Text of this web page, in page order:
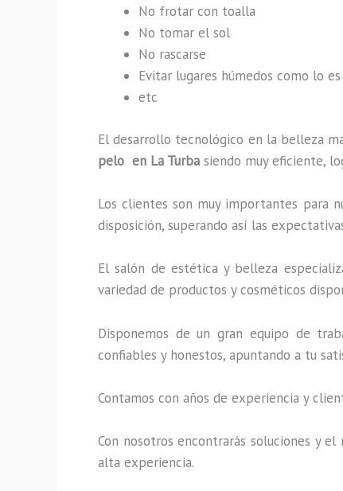
No frotar con toalla
No tomar el sol
No rascarse
Evitar lugares húmedos como lo
etc
El desarrollo tecnológico en la belleza
pelo en La Turba siendo muy eficiente,
Los clientes son muy importantes para
disposición, superando así las
El salón de estética y belleza
variedad de productos y cosméticos
Disponemos de un gran equipo de
confiables y honestos, apuntando a tu
Contamos con años de experiencia y
Con nosotros encontrarás soluciones y
alta experiencia.